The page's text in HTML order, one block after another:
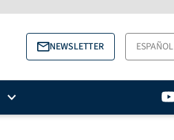
NEWSLETTER ESPAÑOL